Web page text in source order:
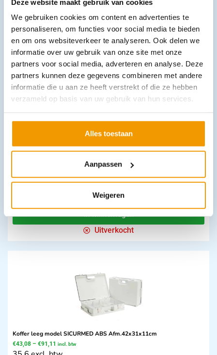
Deze website maakt gebruik van cookies
We gebruiken cookies om content en advertenties te
personaliseren, om functies voor social media te bieden
en om ons websiteverkeer te analyseren. Ook delen we
informatie over uw gebruik van onze site met onze
partners voor social media, adverteren en analyse. Deze
partners kunnen deze gegevens combineren met andere
informatie die u aan ze heeft verstrekt of die ze hebben
verzameld op basis van uw gebruik van hun services.
Alles toestaan
Aanpassen
Weigeren
Handy Aid kit Eerste hulp / Rescue
€ 8,75
8.03 excl. btw
In winkelwagen
Leverbaar
Hansaplast Sensitive XXL pleister met zilver doosje 5 strips
In winkelwagen
Uitverkocht
Koffer leeg model SICURMED ABS Afm.42x31x11cm
€43,08 – €91,11 incl. btw